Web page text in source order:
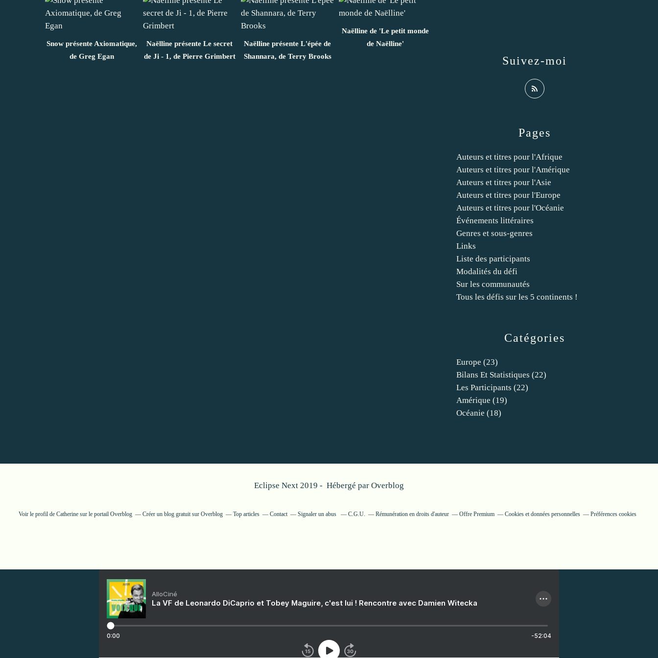
Snow présente Axiomatique,
de Greg Egan
Naëlline présente Le secret
de Ji - 1, de Pierre Grimbert
Naëlline présente L'épée de
Shannara, de Terry Brooks
Naëlline de 'Le petit monde
de Naëlline'
Catégories
Europe (23)
Bilans Et Statistiques (22)
Les Participants (22)
Amérique (19)
Océanie (18)
Pages
Auteurs et titres pour l'Afrique
Auteurs et titres pour l'Amérique
Auteurs et titres pour l'Asie
Auteurs et titres pour l'Europe
Auteurs et titres pour l'Océanie
Événements littéraires
Genres et sous-genres
Links
Liste des participants
Modalités du défi
Sur les communautés
Tous les défis sur les 5 continents !
Suivez-moi
Eclipse Next 2019 - Hébergé par Overblog
Voir le profil de Catherine sur le portail Overblog Créer un blog gratuit sur Overblog Top articles Contact Signaler un abus C.G.U. Rémunération en droits d'auteur Offre Premium Cookies et données personnelles Préférences cookies
AlloCiné
La VF de Leonardo DiCaprio et Tobey Maguire, c'est lui ! Rencontre avec Damien Witecka
0:00 -52:04